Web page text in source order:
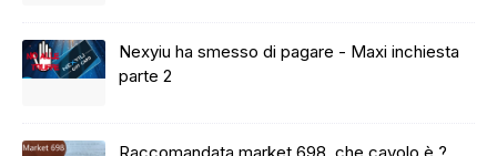
Nexyiu ha smesso di pagare - Maxi inchiesta
parte 2